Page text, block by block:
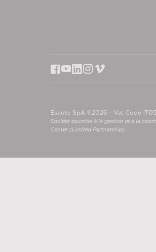
Esaote SpA ©2026 - Vat Code
Société soumise à la gestion et à la
Center (Limited Partnership)